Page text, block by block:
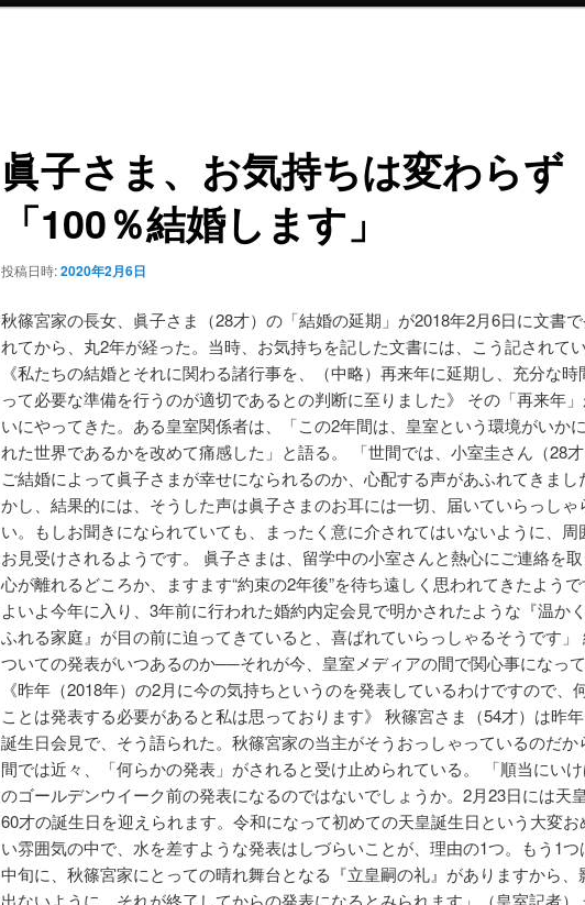
眞子さま、お気持ちは変わらず
「100％結婚します」
投稿日時:2020年2月6日
秋篠宮家の長女、眞子さま（28才）の「結婚の延期」が2018年2月6日に文書で
れてから、丸2年が経った。当時、お気持ちを記した文書には、こう記されてい
《私たちの結婚とそれに関わる諸行事を、（中略）再来年に延期し、充分な時
って必要な準備を行うのが適切であるとの判断に至りました》 その「再来年
いにやってきた。ある皇室関係者は、「この2年間は、皇室という環境がいか
れた世界であるかを改めて痛感した」と語る。 「世間では、小室圭さん（28
ご結婚によって眞子さまが幸せになられるのか、心配する声があふれてきまし
かし、結果的には、そうした声は眞子さまのお耳には一切、届いていらっしゃ
い。もしお聞きになられていても、まったく意に介されてはいないように、周
お見受けされるようです。 眞子さまは、留学中の小室さんと熱心にご連絡を取
心が離れるどころか、ますます“約束の2年後”を待ち遠しく思われてきたよう
よいよ今年に入り、3年前に行われた婚約内定会見で明かされたような『温か
ふれる家庭』が目の前に迫ってきていると、喜ばれていらっしゃるそうです」
ついての発表がいつあるのか──それが今、皇室メディアの間で関心事になって
《昨年（2018年）の2月に今の気持ちというのを発表しているわけですので、
ことは発表する必要があると私は思っております》 秋篠宮さま（54才）は昨
誕生日会見で、そう語られた。秋篠宮家の当主がそうおっしゃっているのだか
間では近々、「何らかの発表」がされると受け止められている。 「順当にいけ
のゴールデンウイーク前の発表になるのではないでしょうか。2月23日には天
60才の誕生日を迎えられます。令和になって初めての天皇誕生日という大変お
い雰囲気の中で、水を差すような発表はしづらいことが、理由の1つ。もう1つ
中旬に、秋篠宮家にとっての晴れ舞台となる『立皇嗣の礼』がありますから、
出ないように、それが終了してからの発表になるとみられます」（皇室記者）